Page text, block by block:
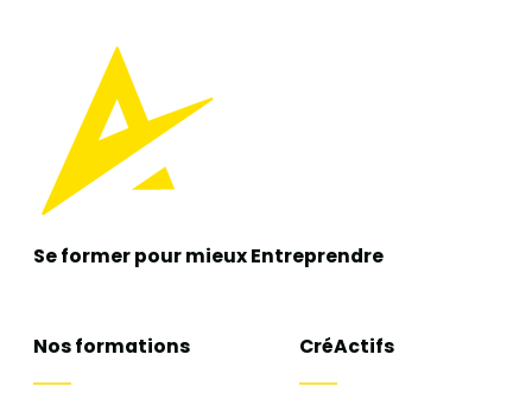
Se former pour mieuxEntreprendre
Nos formations CréActifs